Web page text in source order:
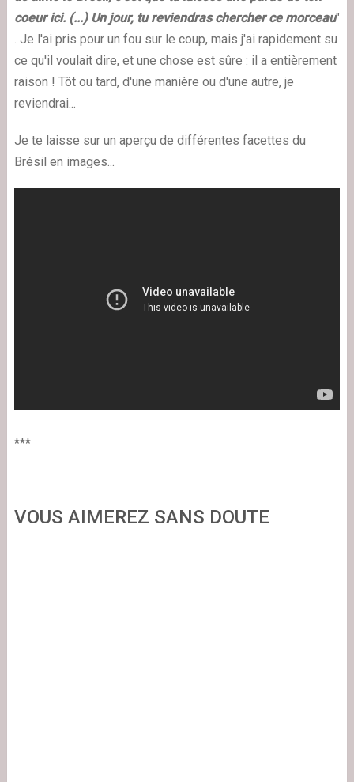
coeur ici. (...) Un jour, tu reviendras chercher ce morceau"
. Je l'ai pris pour un fou sur le coup, mais j'ai rapidement su
ce qu'il voulait dire, et une chose est sûre : il a entièrement
raison ! Tôt ou tard, d'une manière ou d'une autre, je
reviendrai...
Je te laisse sur un aperçu de différentes facettes du
Brésil en images...
***
VOUS AIMEREZ SANS DOUTE